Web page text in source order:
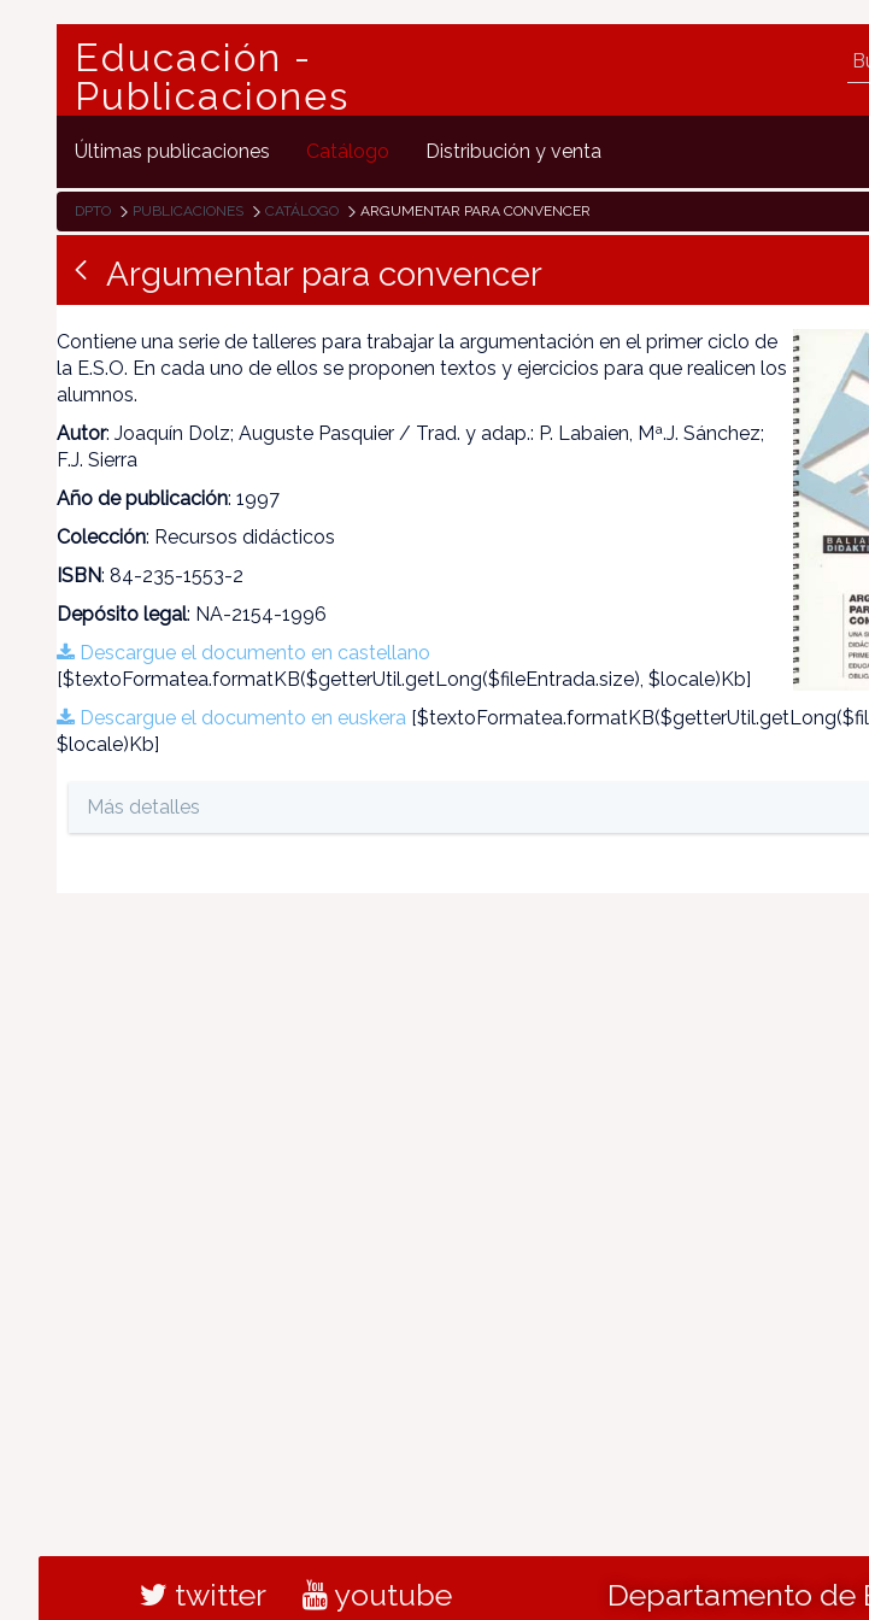
Educación -
Publicaciones
Últimas publicaciones Catálogo Distribución y venta
DPTO PUBLICACIONES CATÁLOGO ARGUMENTAR PARA CONVENCER
Argumentar para convencer
Contiene una serie de talleres para trabajar la argumentación en el primer ciclo de
la E.S.O. En cada uno de ellos se proponen textos y ejercicios para que realicen los
alumnos.
Autor: Joaquín Dolz; Auguste Pasquier / Trad. y adap.: P. Labaien, Mª.J. Sánchez;
F.J. Sierra
Año de publicación: 1997
Colección: Recursos didácticos
ISBN: 84-235-1553-2
Depósito legal: NA-2154-1996
Descargue el documento en castellano
[$textoFormatea.formatKB($getterUtil.getLong($fileEntrada.size), $locale)Kb]
Descargue el documento en euskera
$locale)Kb]
Más detalles
twitter youtube Departamento de